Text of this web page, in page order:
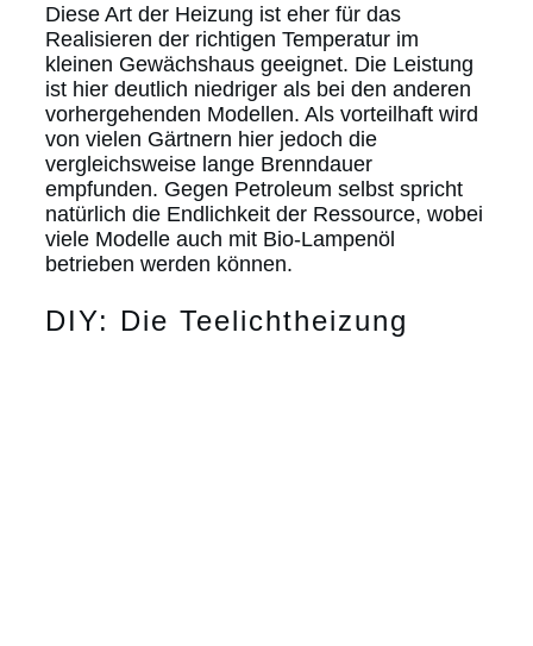
Diese Art der Heizung ist eher für das
Realisieren der richtigen Temperatur im
kleinen Gewächshaus geeignet. Die Leistung
ist hier deutlich niedriger als bei den anderen
vorhergehenden Modellen. Als vorteilhaft wird
von vielen Gärtnern hier jedoch die
vergleichsweise lange Brenndauer
empfunden. Gegen Petroleum selbst spricht
natürlich die Endlichkeit der Ressource, wobei
viele Modelle auch mit Bio-Lampenöl
betrieben werden können.
DIY: Die Teelichtheizung